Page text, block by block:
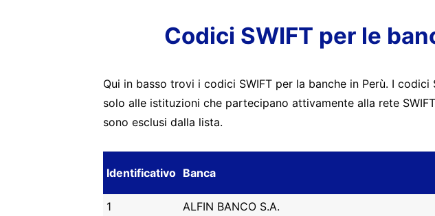
Codici SWIFT per le
Qui in basso trovi i codici SWIFT per la banche in Perù. I
solo alle istituzioni che partecipano attivamente alla rete
sono esclusi dalla lista.
Identificativo Banca
1
ALFIN BANCO S.A.